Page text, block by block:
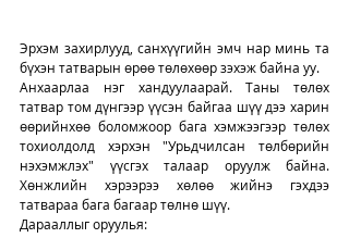
Эрхэм захирлууд, санхүүгийн эмч нар минь та
бүхэн татварын өрөө төлөхөөр зэхэж байна уу.
Анхаарлаа нэг хандуулаарай. Таны төлөх
татвар том дүнгээр үүсэн байгаа шүү дээ харин
өөрийнхөө боломжоор бага хэмжээгээр төлөх
тохиолдолд хэрхэн "Урьдчилсан төлбөрийн
нэхэмжлэх" үүсгэх талаар оруулж байна.
Хөнжлийн хэрээрээ хөлөө жийнэ гэхдээ
татвараа бага багаар төлнө шүү.
Дарааллыг оруулья: